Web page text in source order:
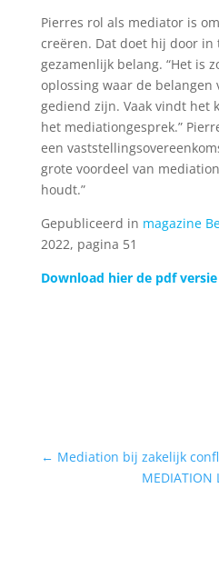
Pierres rol als mediator is
creëren. Dat doet hij door in
gezamenlijk belang. “Het is
oplossing waar de
gediend zijn. Vaak vindt het
het mediationgesprek.”
een
grote voordeel van
houdt.”
Gepubliceerd in magazine
2022, pagina 51
Download hier de pdf versie
← Mediation bij zakelijk
MEDIATION